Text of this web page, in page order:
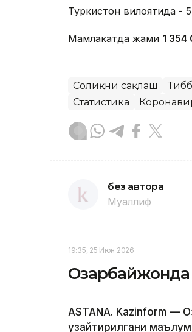
Туркистон вилоятида -
Мамлакатда жами 1 354
Соғлиқни сақлаш
Статистика
без автора
Муаллиф
19:35, 25 Июн 2026
Озарбайжонда
ASTANA. Kazinform —
узайтирилгани